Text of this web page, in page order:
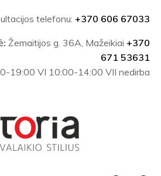
telefonu: +370 606 67033
Žemaitijos g. 36A, Mažeikiai +370
671 53631
19:00 VI 10:00-14:00 VII nedirba